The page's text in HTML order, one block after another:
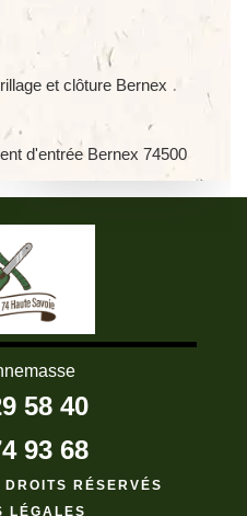
et clôture Bernex
d'entrée Bernex 74500
58 40
93 68
RÉSERVÉS
LÉGALES